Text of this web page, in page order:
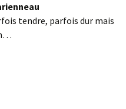
tendre, parfois dur mais